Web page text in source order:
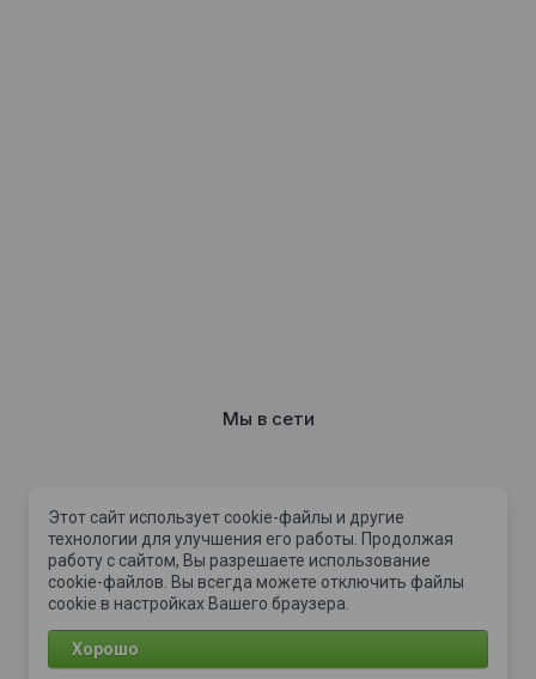
Мы в сети
Способы оплат
Этот сайт использует cookie-файлы и другие
технологии для улучшения его работы. Продолжая
работу с сайтом, Вы разрешаете использование
cookie-файлов. Вы всегда можете отключить файлы
cookie в настройках Вашего браузера.
Хорошо